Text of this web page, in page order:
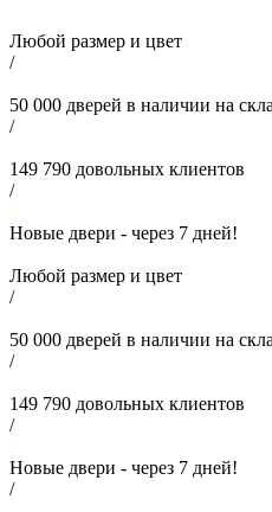
Любой размер и цвет
/
50 000 дверей в наличии на
/
149 790 довольных клиентов
/
Новые двери - через 7 дней!
Любой размер и цвет
/
50 000 дверей в наличии на
/
149 790 довольных клиентов
/
Новые двери - через 7 дней!
/